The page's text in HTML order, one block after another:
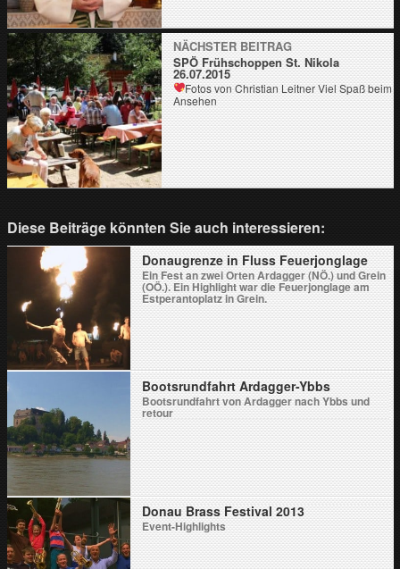
NÄCHSTER BEITRAG
SPÖ Frühschoppen St. Nikola
26.07.2015
Fotos von Christian LeitnerViel Spaß beim
Ansehen
Diese Beiträge könnten Sie auch interessieren:
Donaugrenze in Fluss Feuerjonglage
Ein Fest an zwei Orten Ardagger (NÖ.) und Grein
(OÖ.). Ein Highlight war die Feuerjonglage am
Estperantoplatz in Grein.
Bootsrundfahrt Ardagger-Ybbs
Bootsrundfahrt von Ardagger nach Ybbs und
retour
Donau Brass Festival 2013
Event-Highlights